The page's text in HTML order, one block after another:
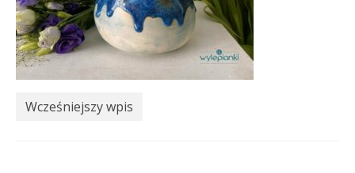
Wcześniejszy wpis